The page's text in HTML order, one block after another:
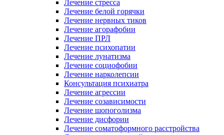
Лечение стресса
Лечение белой горячки
Лечение нервных тиков
Лечение агорафобии
Лечение ПРЛ
Лечение психопатии
Лечение лунатизма
Лечение социофобии
Лечение нарколепсии
Консультация психиатра
Лечение агрессии
Лечение созависимости
Лечение шопоголизма
Лечение дисфории
Лечение соматоформного расстройства